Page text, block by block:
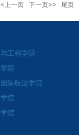
上一页 下一页>> 尾页
工程学院
院
国际航运学院
院
院